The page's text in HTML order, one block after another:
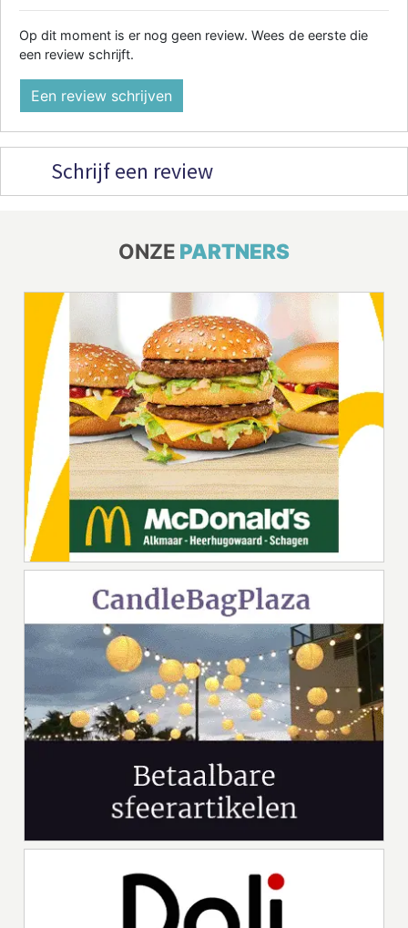
Op dit moment is er nog geen review. Wees de eerste die
een review schrijft.
Een review schrijven
Schrijf een review
ONZE PARTNERS